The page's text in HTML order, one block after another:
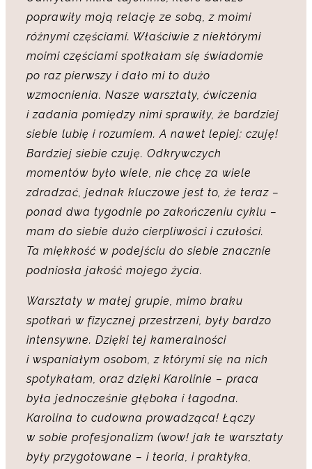
poprawiły moją relację ze sobą, z moimi
różnymi częściami. Właściwie z niektórymi
moimi częściami spotkałam się świadomie
po raz pierwszy i dało mi to dużo
wzmocnienia. Nasze warsztaty, ćwiczenia
i zadania pomiędzy nimi sprawiły, że bardziej
siebie lubię i rozumiem. A nawet lepiej: czuję!
Bardziej siebie czuję. Odkrywczych
momentów było wiele, nie chcę za wiele
zdradzać, jednak kluczowe jest to, że teraz –
ponad dwa tygodnie po zakończeniu cyklu –
mam do siebie dużo cierpliwości i czułości.
Ta miękkość w podejściu do siebie znacznie
podniosła jakość mojego życia.
Warsztaty w małej grupie, mimo braku
spotkań w fizycznej przestrzeni, były bardzo
intensywne. Dzięki tej kameralności
i wspaniałym osobom, z którymi się na nich
spotykałam, oraz dzięki Karolinie – praca
była jednocześnie głęboka i łagodna.
Karolina to cudowna prowadząca! Łączy
w sobie profesjonalizm (wow! jak te warsztaty
były przygotowane – i teoria, i praktyka,